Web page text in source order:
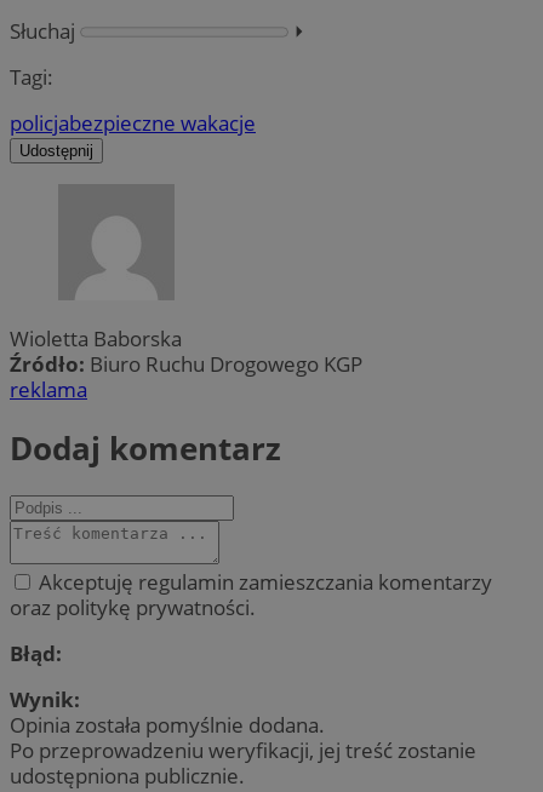
Słuchaj
⏵︎
Tagi:
policjabezpieczne wakacje
Udostępnij
Wioletta Baborska
Źródło: Biuro Ruchu Drogowego KGP
reklama
Dodaj komentarz
Akceptuję regulamin zamieszczania komentarzy
oraz politykę prywatności.
Błąd:
Wynik:
Opinia została pomyślnie dodana.
Po przeprowadzeniu weryfikacji, jej treść zostanie
udostępniona publicznie.